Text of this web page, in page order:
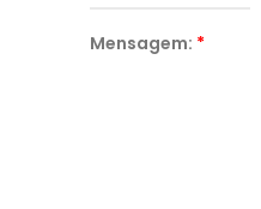
Mensagem: *